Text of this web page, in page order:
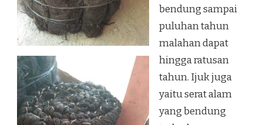
bendung sampai
puluhan tahun
malahan dapat
hingga ratusan
tahun. Ijuk juga
yaitu serat alam
yang bendung